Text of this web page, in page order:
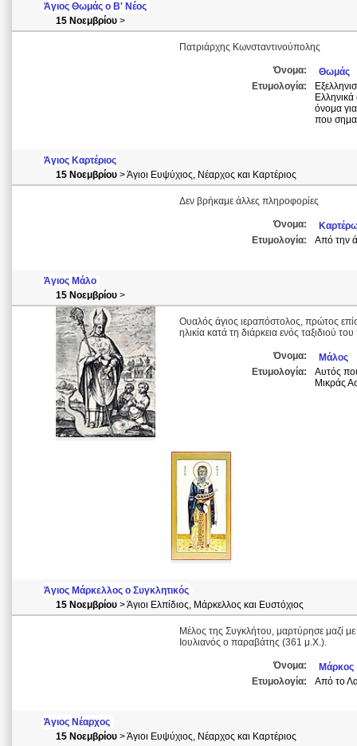
Άγιος Θωμάς ο Β' Νέος
15 Νοεμβρίου >
Πατριάρχης Κωνσταντινούπολης
Όνομα:
Θωμάς
Ετυμολογία:
Ελληνικά
όνομα
που
Άγιος Καρτέριος
15 Νοεμβρίου > Άγιοι Ευψύχιος, Νέαρχος και Καρτέριος
Δεν βρήκαμε άλλες πληροφορίες
Όνομα:
Ετυμολογία:
Από την
Άγιος Μάλο
15 Νοεμβρίου >
Ουαλός άγιος ιεραπόστολος, πρώτος
ηλικία κατά τη διάρκεια ενός ταξιδιού
Όνομα:
Μάλος
Ετυμολογία:
Αυτός
Μικράς
Άγιος Μάρκελλος ο Συγκλητικός
15 Νοεμβρίου > Άγιοι Ελπίδιος, Μάρκελλος και Ευστόχιος
Μέλος της Συγκλήτου, μαρτύρησε μαζί
Ιουλιανός ο παραβάτης (361 μ.Χ.).
Όνομα:
Μάρκος
Ετυμολογία:
Από το
Άγιος Νέαρχος
15 Νοεμβρίου > Άγιοι Ευψύχιος, Νέαρχος και Καρτέριος